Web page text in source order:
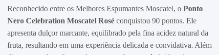
Reconhecido entre os Melhores Espumantes Moscatel, o Ponto
Nero Celebration Moscatel Rosé conquistou 90 pontos. Ele
apresenta dulçor marcante, equilibrado pela fina acidez natural da
fruta, resultando em uma experiência delicada e convidativa. Além